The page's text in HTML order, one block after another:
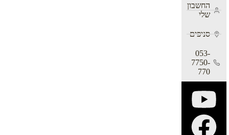
החשבון
שלי
סניפים
053-
7750-
770